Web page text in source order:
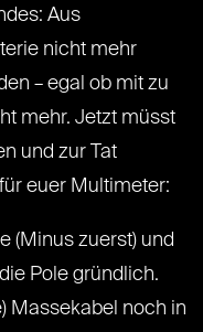
Aus
nicht mehr
– egal ob mit zu
mehr. Jetzt müsst
und zur Tat
euer Multimeter:
(Minus zuerst) und
Pole gründlich.
Massekabel noch in